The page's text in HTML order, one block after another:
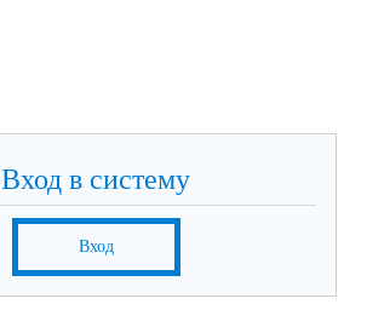
Вход в систему
Вход